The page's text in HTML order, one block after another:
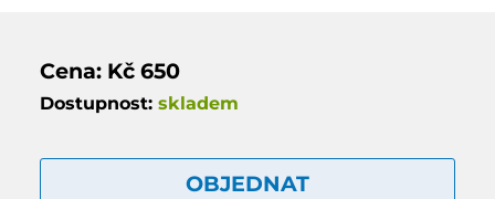
Cena: Kč 650
Dostupnost: skladem
OBJEDNAT